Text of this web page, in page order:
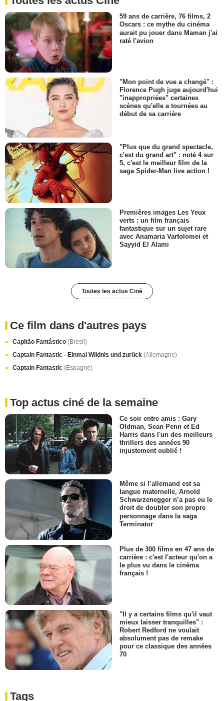
59 ans de carrière, 76 films, 2
Oscars : ce mythe du cinéma
aurait pu jouer dans Maman j'ai
raté l'avion
"Mon point de vue a changé" :
Florence Pugh juge aujourd'hui
"inappropriées" certaines
scènes qu'elle a tournées au
début de sa carrière
"Plus que du grand spectacle,
c'est du grand art" : noté 4 sur
5, c'est le meilleur film de la
saga Spider-Man live action !
Premières images Les Yeux
verts : un film français
fantastique sur un sujet rare
avec Anamaria Vartolomei et
Sayyid El Alami
Toutes les actus Ciné
Ce film dans d'autres pays
Capitão Fantástico (Brésil)
Captain Fantastic - Einmal Wildnis und zurück (Allemagne)
Captain Fantastic (Espagne)
Top actus ciné de la semaine
Ce soir entre amis : Gary
Oldman, Sean Penn et Ed
Harris dans l'un des meilleurs
thrillers des années 90
injustement oublié !
Même si l’allemand est sa
langue maternelle, Arnold
Schwarzenegger n’a pas eu le
droit de doubler son propre
personnage dans la saga
Terminator
Plus de 300 films en 47 ans de
carrière : c'est l'acteur qu'on a
le plus vu dans le cinéma
français !
"Il y a certains films qu'il vaut
mieux laisser tranquilles" :
Robert Redford ne voulait
absolument pas de remake
pour ce classique des années
70
Tags